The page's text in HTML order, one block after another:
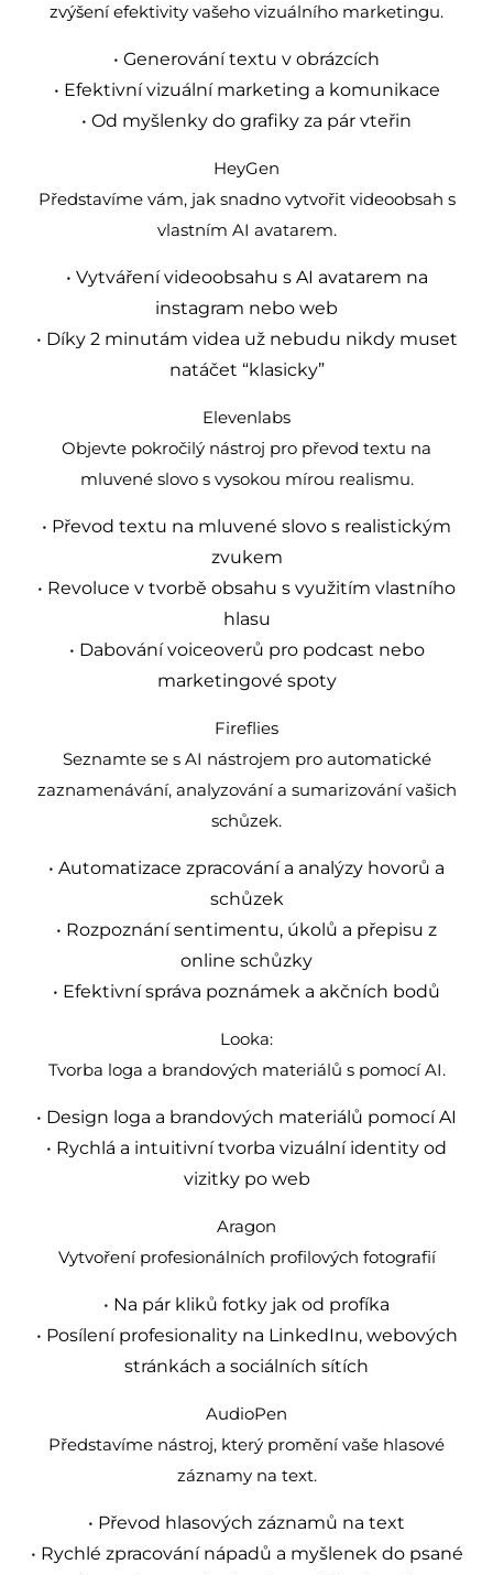
zvýšení efektivity vašeho vizuálního marketingu.
• Generování textu v obrázcích
• Efektivní vizuální marketing a komunikace
• Od myšlenky do grafiky za pár vteřin
HeyGen
Představíme vám, jak snadno vytvořit videoobsah s
vlastním AI avatarem.
• Vytváření videoobsahu s AI avatarem na
instagram nebo web
• Díky 2 minutám videa už nebudu nikdy muset
natáčet “klasicky”
Elevenlabs
Objevte pokročilý nástroj pro převod textu na
mluvené slovo s vysokou mírou realismu.
• Převod textu na mluvené slovo s realistickým
zvukem
• Revoluce v tvorbě obsahu s využitím vlastního
hlasu
• Dabování voiceoverů pro podcast nebo
marketingové spoty
Fireflies
Seznamte se s AI nástrojem pro automatické
zaznamenávání, analyzování a sumarizování vašich
schůzek.
• Automatizace zpracování a analýzy hovorů a
schůzek
• Rozpoznání sentimentu, úkolů a přepisu z
online schůzky
• Efektivní správa poznámek a akčních bodů
Looka:
Tvorba loga a brandových materiálů s pomocí AI.
• Design loga a brandových materiálů pomocí AI
• Rychlá a intuitivní tvorba vizuální identity od
vizitky po web
Aragon
Vytvoření profesionálních profilových fotografií
• Na pár kliků fotky jak od profíka
• Posílení profesionality na LinkedInu, webových
stránkách a sociálních sítích
AudioPen
Představíme nástroj, který promění vaše hlasové
záznamy na text.
• Převod hlasových záznamů na text
• Rychlé zpracování nápadů a myšlenek do psané